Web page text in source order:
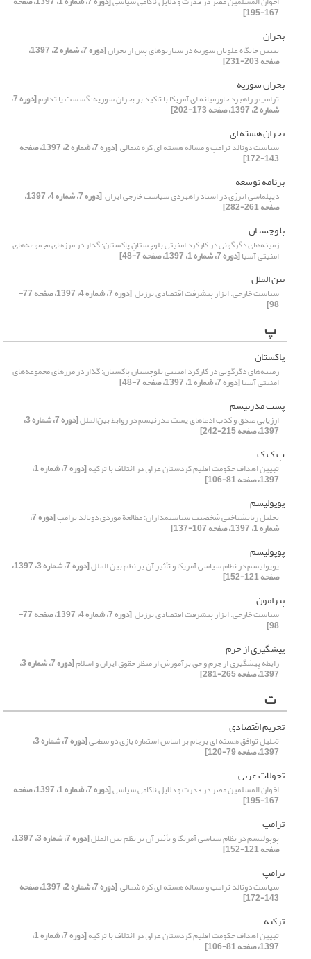
167-195]
بحران
تبیین جایگاه علویان سوریه در سناریوهای پس از بحران [دوره 7، شماره 2، 1397،
صفحه 203-231]
بحران سوریه
ترامپ و راهبرد خاورمیانه ای آمریکا با تاکید بر بحران سوریه؛ ‏گسست یا تداوم [دوره 7،
شماره 2، 1397، صفحه 173-202]
بحران هسته ای
سیاست دونالد ترامپ و مساله هسته ای کره شمالی ‏ [دوره 7، شماره 2، 1397، صفحه
143-172]
برنامه توسعه
دیپلماسی انرژی در اسناد راهبردی سیاست خارجی ایران ‏ [دوره 7، شماره 4، 1397،
صفحه 261-282]
بلوچستان
زمینه‌های دگرگونی در کارکرد امنیتی بلوچستانِ پاکستان: گذار در مرزهای مجموعه‌های
امنیتی آسیا[دوره 7، شماره 1، 1397، صفحه 7-48]
بین الملل
سیاست خارجی: ابزار پیشرفت اقتصادی برزیل ‏ [دوره 7، شماره 4، 1397، صفحه 77-
98]
پ
پاکستان
زمینه‌های دگرگونی در کارکرد امنیتی بلوچستانِ پاکستان: گذار در مرزهای مجموعه‌های
امنیتی آسیا[دوره 7، شماره 1، 1397، صفحه 7-48]
پست مدرنیسم
ارزیابی صدق و کذب ادعاهای پست مدرنیسم در روابط بین‌الملل [دوره 7، شماره 3،
1397، صفحه 215-242]
پ ک ک
تبیین اهداف حکومت اقلیم کردستان عراق در ائتلاف با ترکیه [دوره 7، شماره 1،
1397، صفحه 81-106]
پوپولیسم
تحلیل زبانشناختی شخصیت سیاستمداران: مطالعة موردی دونالد ترامپ [دوره 7،
شماره 1، 1397، صفحه 107-137]
پوپولیسم
پوپولیسم در نظام سیاسی آمریکا و تأثیر آن بر نظم بین الملل [دوره 7، شماره 3، 1397،
صفحه 121-152]
پیرامون
سیاست خارجی: ابزار پیشرفت اقتصادی برزیل ‏ [دوره 7، شماره 4، 1397، صفحه 77-
98]
پیشگیری از جرم
رابطه‌ پیشگیری از جرم و حق برآموزش از منظر حقوق ایران و اسلام [دوره 7، شماره 3،
1397، صفحه 265-281]
ت
تحریم اقتصادی
تحلیل توافق هسته ای برجام بر اساس استعاره بازی دو سطحی [دوره 7، شماره 3،
1397، صفحه 79-120]
تحولات عربی
اخوان المسلمین مصر در قدرت و دلایل ناکامی سیاسی [دوره 7، شماره 1، 1397، صفحه
167-195]
ترامپ
پوپولیسم در نظام سیاسی آمریکا و تأثیر آن بر نظم بین الملل [دوره 7، شماره 3، 1397،
صفحه 121-152]
ترامپ‏
سیاست دونالد ترامپ و مساله هسته ای کره شمالی ‏ [دوره 7، شماره 2، 1397، صفحه
143-172]
ترکیه
تبیین اهداف حکومت اقلیم کردستان عراق در ائتلاف با ترکیه [دوره 7، شماره 1،
1397، صفحه 81-106]